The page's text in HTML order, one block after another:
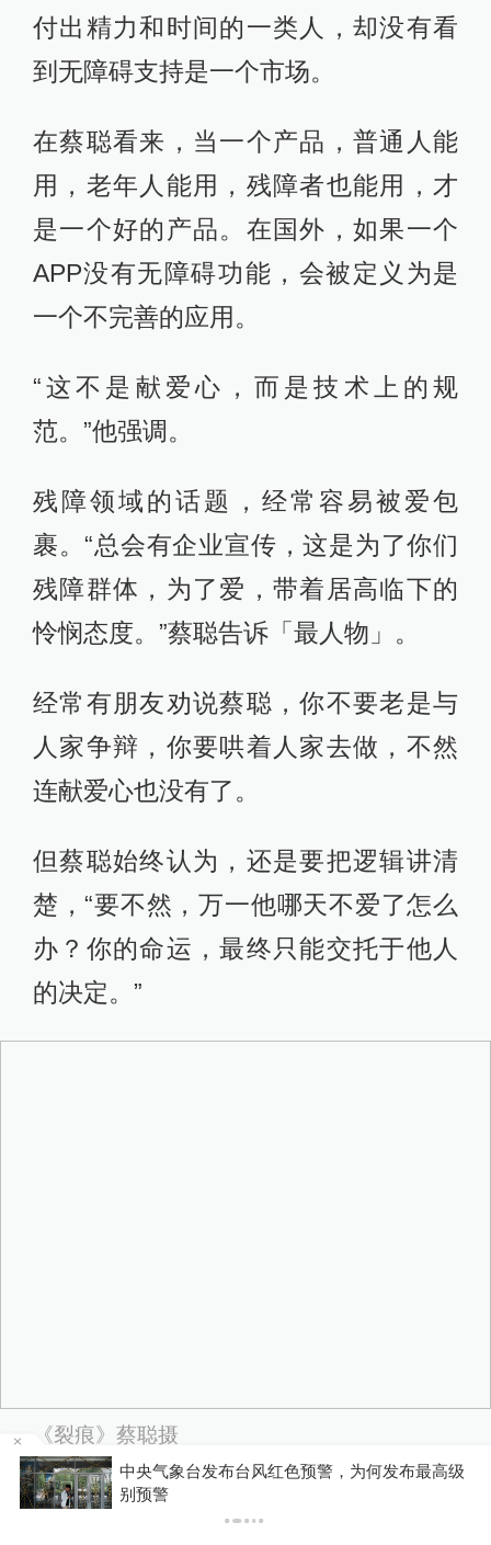
付出精力和时间的一类人，却没有看
到无障碍支持是一个市场。
在蔡聪看来，当一个产品，普通人能
用，老年人能用，残障者也能用，才
是一个好的产品。在国外，如果一个
APP没有无障碍功能，会被定义为是
一个不完善的应用。
“这不是献爱心，而是技术上的规
范。”他强调。
残障领域的话题，经常容易被爱包
裹。“总会有企业宣传，这是为了你们
残障群体，为了爱，带着居高临下的
怜悯态度。”蔡聪告诉「最人物」。
经常有朋友劝说蔡聪，你不要老是与
人家争辩，你要哄着人家去做，不然
连献爱心也没有了。
但蔡聪始终认为，还是要把逻辑讲清
楚，“要不然，万一他哪天不爱了怎么
办？你的命运，最终只能交托于他人
的决定。”
《裂痕》蔡聪摄
不经意间，发现了裂痕，回想，恍
受台风“白海豚”影响，铁路部门进一步调整列车
开行方案